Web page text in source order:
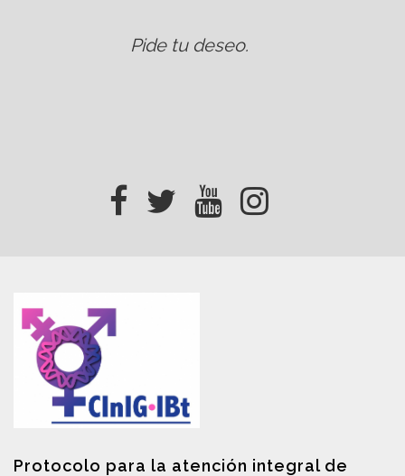
Pide tu deseo.
Protocolo para la atención integral de